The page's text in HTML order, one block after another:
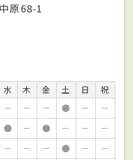
原68-1
水 木 金 土 日
祝
－ － － ● －
－
● － ● － －
－
－ － － ● －
－